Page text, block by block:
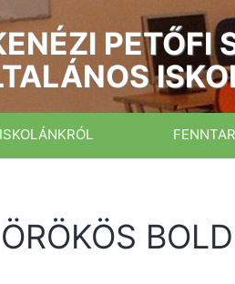
PETŐFI
ISKOLÁNKRÓL
ÖRÖKÖS